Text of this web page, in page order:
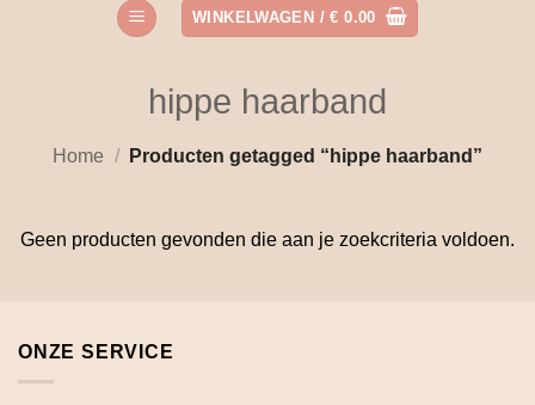
WINKELWAGEN /€ 0.00
hippe haarband
Home / Producten getagged “hippe haarband”
Geen producten gevonden die aan je zoekcriteria voldoen.
ONZE SERVICE